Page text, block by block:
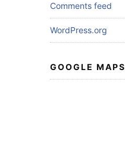
Comments feed
WordPress.org
GOOGLE MAPS